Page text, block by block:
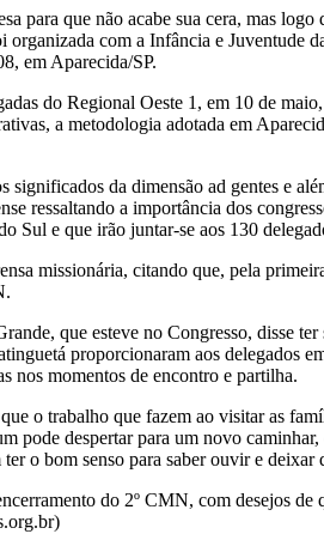
para que não acabe sua cera, mas
com a Infância e
em Aparecida/SP.
do Regional Oeste 1, em 10 de
a metodologia adotada em
da dimensão ad gentes e
ressaltando a importância dos
Sul e que irão juntar-se aos 130
missionária, citando que, pela
que esteve no Congresso, disse
proporcionaram aos delegados
nos momentos de encontro e partilha.
o trabalho que fazem ao visitar as
pode despertar para um novo
o bom senso para saber ouvir e
do 2º CMN, com desejos